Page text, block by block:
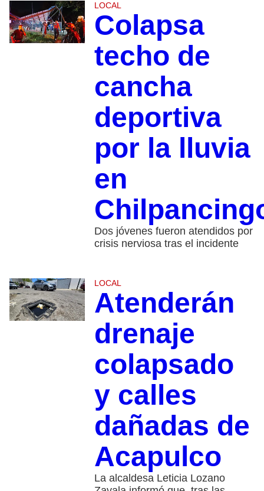
LOCAL
Colapsa
techo de
cancha
deportiva
por la lluvia
en
Dos jóvenes fueron atendidos por
crisis nerviosa tras el incidente
LOCAL
Atenderán
drenaje
colapsado
y calles
dañadas de
Acapulco
La alcaldesa Leticia Lozano